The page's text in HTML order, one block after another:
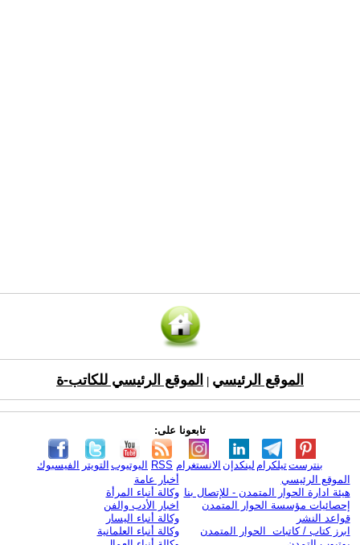
الموقع الرئيسي الموقع الرئيسي للكاتب-ة
تابعونا على:
الفيسبوك التويتر اليوتيوب RSS الانستغرام لينكدإن تيلكرامبنترست
الموقع الرئيسي
هيئة ادارة الحوار المتمدن - للإتصال بنا
إحصائيات مؤسسة الحوار المتمدن
قواعد النشر
ابرز كتاب / كاتبات الحوار المتمدن
أخبار عامة
وكالة أنباء المرأة
اخبار الأدب والفن
وكالة أنباء اليسار
وكالة أنباء العلمانية